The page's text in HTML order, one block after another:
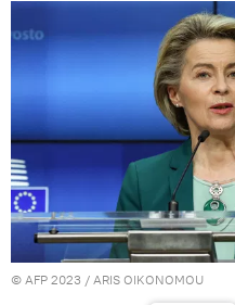
© AFP 2023 / ARIS OIKONOMOU